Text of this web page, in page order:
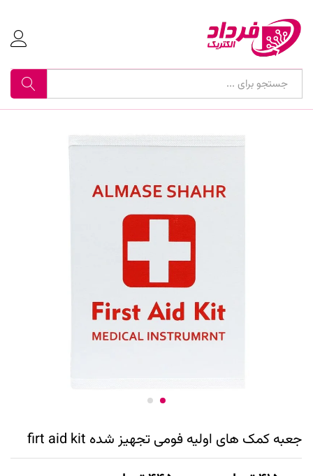
جستجو
جعبه کمک های اولیه فومی تجهیز شده firt aid kit